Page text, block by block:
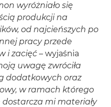
wyróżniało się
produkcji na
od najcieńszych po
pracy przede
i zacięć – wyjaśnia
uwagę zwróciła
dodatkowych oraz
w ramach którego
mi materiały